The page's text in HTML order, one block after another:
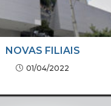
NOVAS FILIAIS
01/04/2022